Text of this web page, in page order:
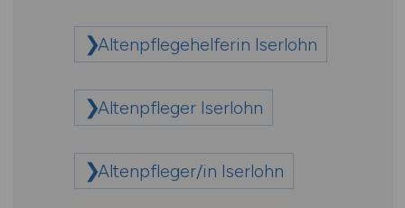
Altenpflegehelferin Iserlohn
Altenpfleger Iserlohn
Altenpfleger/in Iserlohn